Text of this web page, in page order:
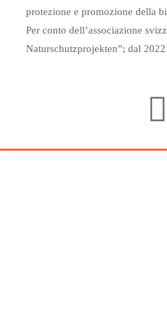
protezione e promozione della
Per conto dell’associazione
Naturschutzprojekten”; dal